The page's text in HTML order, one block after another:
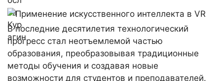
В последние десятилетия технологический
прогресс стал неотъемлемой частью
образования, преобразовывая традиционные
методы обучения и создавая новые
возможности для студентов и преподавателей.